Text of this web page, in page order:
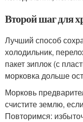
Второй шаг для
Лучший способ
холодильник,
пакет зиплок (с
морковка дольше
Морковь
счистите землю,
Повторимся: